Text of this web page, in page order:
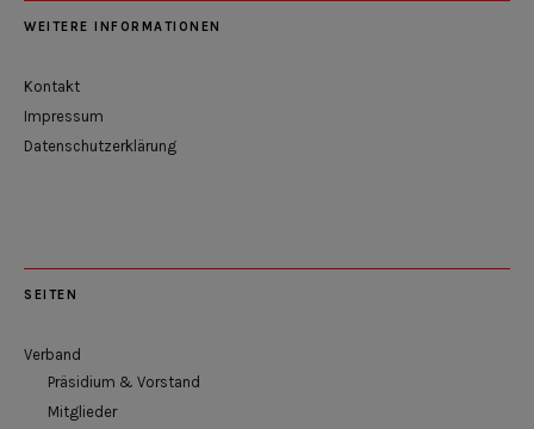
WEITERE INFORMATIONEN
Kontakt
Impressum
Datenschutzerklärung
SEITEN
Verband
Präsidium & Vorstand
Mitglieder